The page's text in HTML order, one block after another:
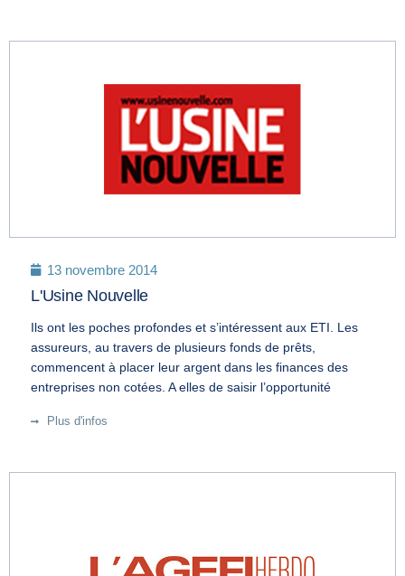
13 novembre 2014
L'Usine Nouvelle
Ils ont les poches profondes et s’intéressent aux ETI. Les
assureurs, au travers de plusieurs fonds de prêts,
commencent à placer leur argent dans les finances des
entreprises non cotées. A elles de saisir l’opportunité
Plus d'infos